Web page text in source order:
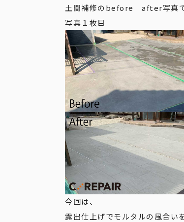
土間補修のbefore after写真で
写真１枚目
今回は、
露出仕上げでモルタルの風合い